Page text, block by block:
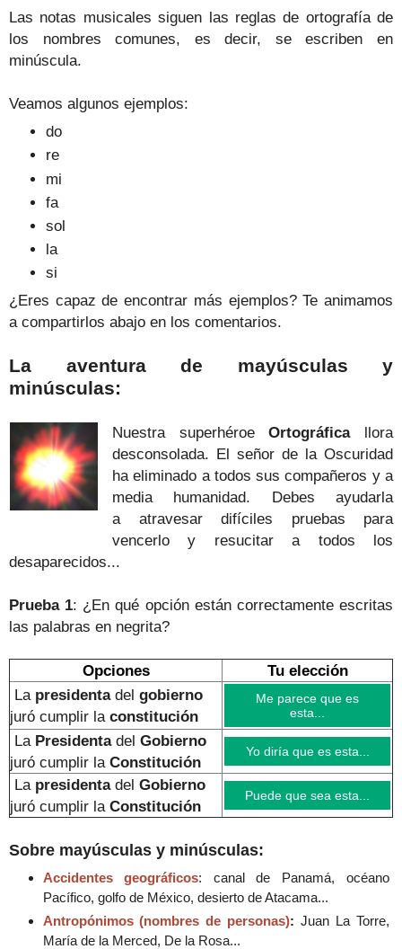
Las notas musicales siguen las reglas de ortografía de
los nombres comunes, es decir, se escriben en
minúscula.
Veamos algunos ejemplos:
do
re
mi
fa
sol
la
si
¿Eres capaz de encontrar más ejemplos? Te animamos
a compartirlos abajo en los comentarios.
La aventura de mayúsculas y
minúsculas:
Nuestra superhéroeOrtográficallora
desconsolada. El señor de la Oscuridad
ha eliminado a todos sus compañeros y a
media humanidad.
Debes ayudarla
a atravesar difíciles pruebas para
vencerlo y resucitar a todos los
desaparecidos...
Prueba 1: ¿En qué opción están correctamente escritas
las palabras en negrita?
Opciones
Tu elección
La presidenta del gobierno
juró cumplir la constitución
Me parece que es
esta...
La Presidenta del Gobierno
juró cumplir la Constitución
Yo diría que es esta...
La presidenta del Gobierno
juró cumplir la Constitución
Puede que sea esta...
Sobre mayúsculas y minúsculas:
Accidentes geográficos: canal de Panamá, océano
Pacífico, golfo de México, desierto de Atacama...
Antropónimos (nombres de personas): Juan La Torre,
María de la Merced, De la Rosa...